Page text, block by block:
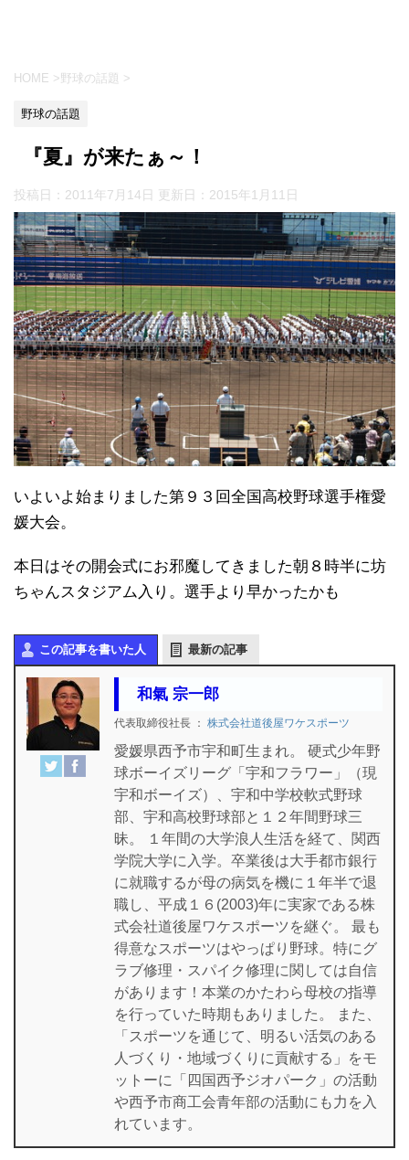
HOME >野球の話題 >
野球の話題
『夏』が来たぁ～！
投稿日：2011年7月14日 更新日： 2015年1月11日
いよいよ始まりました第９３回全国高校野球選手権愛
媛大会。
本日はその開会式にお邪魔してきました朝８時半に坊
ちゃんスタジアム入り。選手より早かったかも
この記事を書いた人 最新の記事
和氣 宗一郎
代表取締役社長 ： 株式会社道後屋ワケスポーツ
愛媛県西予市宇和町生まれ。 硬式少年野
球ボーイズリーグ「宇和フラワー」（現
宇和ボーイズ）、宇和中学校軟式野球
部、宇和高校野球部と１２年間野球三
昧。 １年間の大学浪人生活を経て、関西
学院大学に入学。卒業後は大手都市銀行
に就職するが母の病気を機に１年半で退
職し、平成１６(2003)年に実家である株
式会社道後屋ワケスポーツを継ぐ。 最も
得意なスポーツはやっぱり野球。特にグ
ラブ修理・スパイク修理に関しては自信
があります！本業のかたわら母校の指導
を行っていた時期もありました。 また、
「スポーツを通じて、明るい活気のある
人づくり・地域づくりに貢献する」をモ
ットーに「四国西予ジオパーク」の活動
や西予市商工会青年部の活動にも力を入
れています。